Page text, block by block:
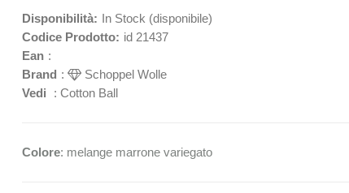
Disponibilità: In Stock (disponibile)
Codice Prodotto: id 21437
Ean :
Brand :
Schoppel Wolle
Vedi
: Cotton Ball
Colore: melange marrone variegato